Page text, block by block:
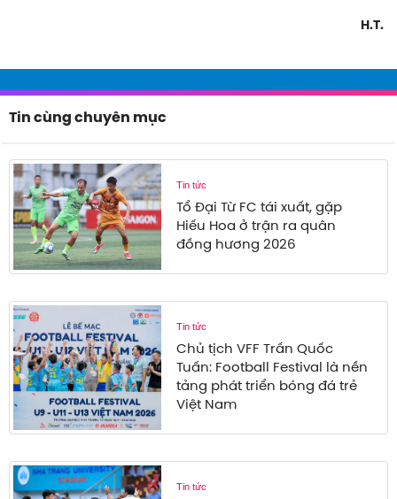
H.T.
Tin cùng chuyên mục
Tin tức
Tổ Đại Từ FC tái xuất, gặp
Hiếu Hoa ở trận ra quân
đồng hương 2026
Tin tức
Chủ tịch VFF Trần Quốc
Tuấn: Football Festival là nền
tảng phát triển bóng đá trẻ
Việt Nam
Tin tức